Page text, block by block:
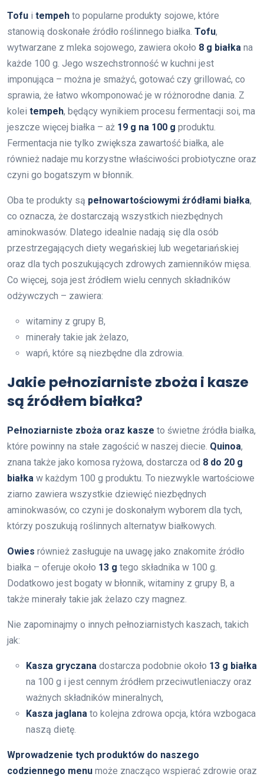
Tofu i tempeh to popularne produkty sojowe, które
stanowią doskonałe źródło roślinnego białka. Tofu,
wytwarzane z mleka sojowego, zawiera około 8 g białka na
każde 100 g. Jego wszechstronność w kuchni jest
imponująca – można je smażyć, gotować czy grillować, co
sprawia, że łatwo wkomponować je w różnorodne dania. Z
kolei tempeh, będący wynikiem procesu fermentacji soi, ma
jeszcze więcej białka – aż 19 g na 100 g produktu.
Fermentacja nie tylko zwiększa zawartość białka, ale
również nadaje mu korzystne właściwości probiotyczne oraz
czyni go bogatszym w błonnik.
Oba te produkty są pełnowartościowymi źródłami białka,
co oznacza, że dostarczają wszystkich niezbędnych
aminokwasów. Dlatego idealnie nadają się dla osób
przestrzegających diety wegańskiej lub wegetariańskiej
oraz dla tych poszukujących zdrowych zamienników mięsa.
Co więcej, soja jest źródłem wielu cennych składników
odżywczych – zawiera:
witaminy z grupy B,
minerały takie jak żelazo,
wapń, które są niezbędne dla zdrowia.
Jakie pełnoziarniste zboża i kasze
są źródłem białka?
Pełnoziarniste zboża oraz kasze to świetne źródła białka,
które powinny na stałe zagościć w naszej diecie. Quinoa,
znana także jako komosa ryżowa, dostarcza od 8 do 20 g
białka w każdym 100 g produktu. To niezwykle wartościowe
ziarno zawiera wszystkie dziewięć niezbędnych
aminokwasów, co czyni je doskonałym wyborem dla tych,
którzy poszukują roślinnych alternatyw białkowych.
Owies również zasługuje na uwagę jako znakomite źródło
białka – oferuje około 13 g tego składnika w 100 g.
Dodatkowo jest bogaty w błonnik, witaminy z grupy B, a
także minerały takie jak żelazo czy magnez.
Nie zapominajmy o innych pełnoziarnistych kaszach, takich
jak:
Kasza gryczana dostarcza podobnie około 13 g białka
na 100 g i jest cennym źródłem przeciwutleniaczy oraz
ważnych składników mineralnych,
Kasza jaglana to kolejna zdrowa opcja, która wzbogaca
naszą dietę.
Wprowadzenie tych produktów do naszego
codziennego menu może znacząco wspierać zdrowie oraz